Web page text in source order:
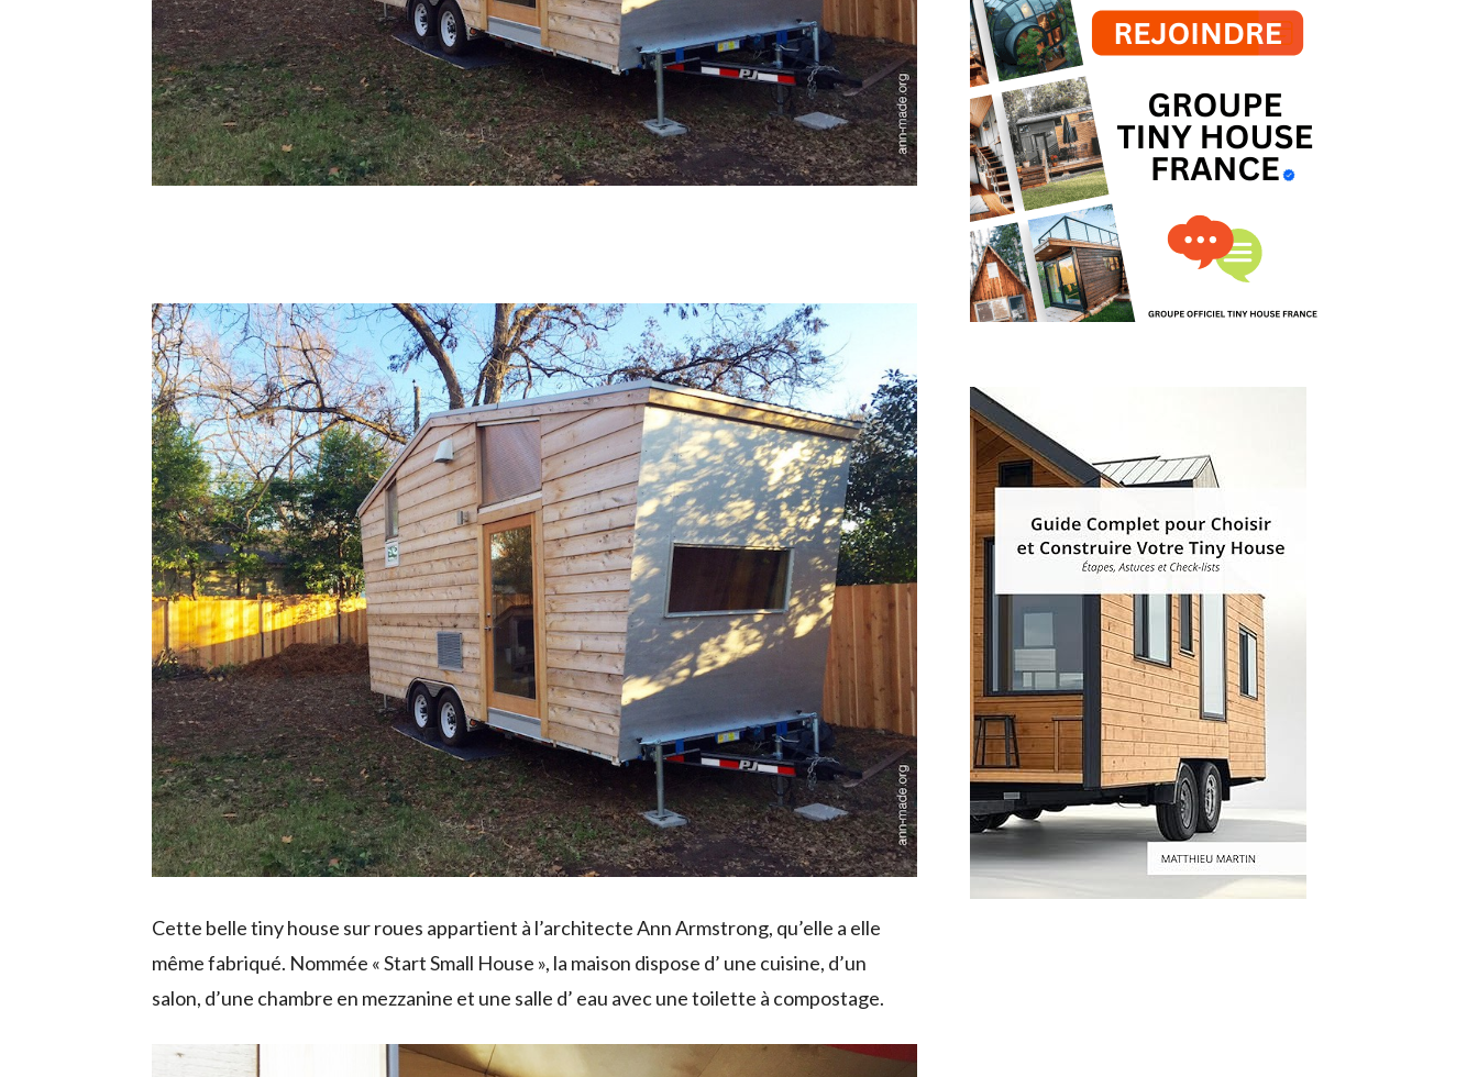
Cette belle tiny house sur roues appartient à l’architecte Ann Armstrong, qu’elle a elle
même fabriqué. Nommée « Start Small House », la maison dispose d’ une cuisine, d’un
salon, d’une chambre en mezzanine et une salle d’ eau avec une toilette à compostage.